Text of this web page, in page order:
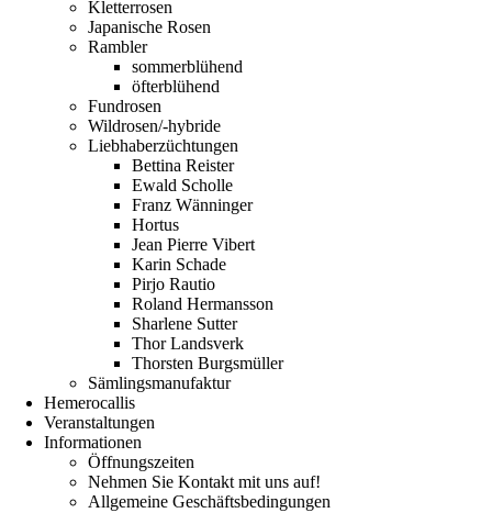
Kletterrosen
Japanische Rosen
Rambler
sommerblühend
öfterblühend
Fundrosen
Wildrosen/-hybride
Liebhaberzüchtungen
Bettina Reister
Ewald Scholle
Franz Wänninger
Hortus
Jean Pierre Vibert
Karin Schade
Pirjo Rautio
Roland Hermansson
Sharlene Sutter
Thor Landsverk
Thorsten Burgsmüller
Sämlingsmanufaktur
Hemerocallis
Veranstaltungen
Informationen
Öffnungszeiten
Nehmen Sie Kontakt mit uns auf!
Allgemeine Geschäftsbedingungen